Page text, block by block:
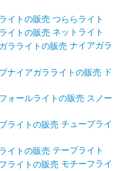
つららライト
ネットライト
ナイアガラ
ド
スノー
チューブライ
テープライト
モチーフライ